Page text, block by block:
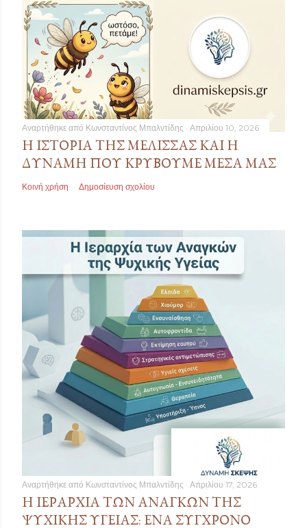
Αναρτήθηκε από Κωνσταντίνος Μπαλντίδης Απριλίου 10, 2026
Η ΙΣΤΟΡΊΑ ΤΗΣ ΜΈΛΙΣΣΑΣ ΚΑΙ Η
ΔΎΝΑΜΗ ΠΟΥ ΚΡΎΒΟΥΜΕ ΜΈΣΑ ΜΑΣ
Κοινή χρήση Δημοσίευση σχολίου
Αναρτήθηκε από Κωνσταντίνος Μπαλντίδης Απριλίου 17, 2026
Η ΙΕΡΑΡΧΊΑ ΤΩΝ ΑΝΑΓΚΏΝ ΤΗΣ
ΨΥΧΙΚΉΣ ΥΓΕΊΑΣ: ΈΝΑ ΣΎΓΧΡΟΝΟ